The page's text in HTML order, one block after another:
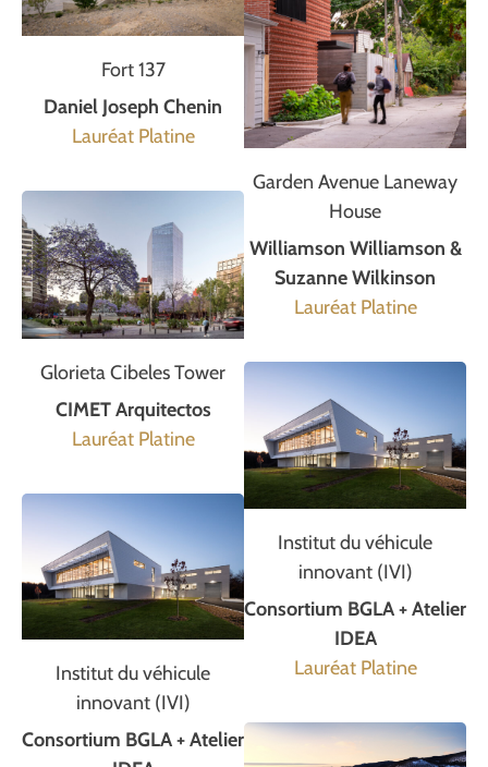
Fort 137
Daniel Joseph Chenin
Lauréat Platine
Glorieta Cibeles Tower
CIMET Arquitectos
Lauréat Platine
Institut du véhicule
innovant (IVI)
Consortium BGLA + Atelier
Garden Avenue Laneway
House
Williamson Williamson &
Suzanne Wilkinson
Lauréat Platine
Institut du véhicule
innovant (IVI)
Consortium BGLA + Atelier
IDEA
Lauréat Platine